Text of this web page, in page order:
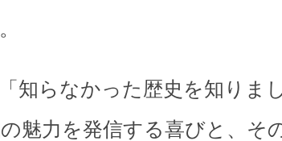
知らなかった歴史を知りま
魅力を発信する喜びと、そ